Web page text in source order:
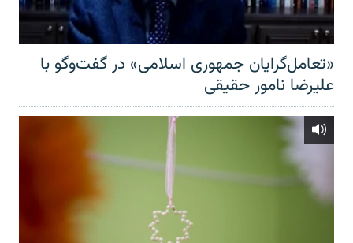
«تعامل‌گرایان جمهوری اسلامی» در گفت‌وگو با
علیرضا نامور حقیقی